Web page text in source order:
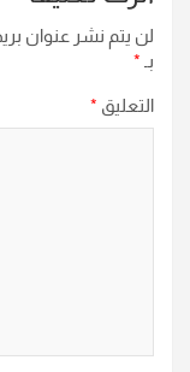
لن يتم نشر عنوان
بـ *
التعليق *